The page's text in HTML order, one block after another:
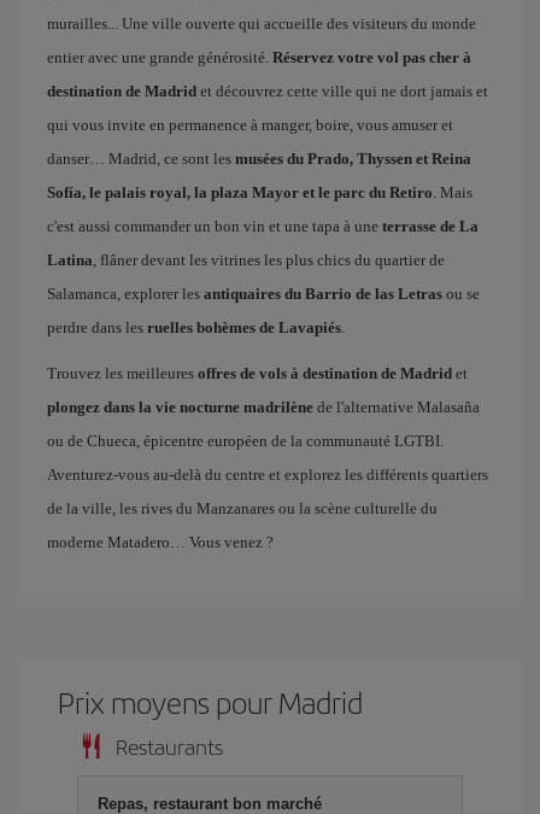
murailles... Une ville ouverte qui accueille des visiteurs du monde
entier avec une grande générosité. Réservez votre vol pas cher à
destination de Madrid et découvrez cette ville qui ne dort jamais et
qui vous invite en permanence à manger, boire, vous amuser et
danser… Madrid, ce sont les musées du Prado, Thyssen et Reina
Sofía, le palais royal, la plaza Mayor et le parc du Retiro. Mais
c'est aussi commander un bon vin et une tapa à une terrasse de La
Latina, flâner devant les vitrines les plus chics du quartier de
Salamanca, explorer les antiquaires du Barrio de las Letras ou se
perdre dans les ruelles bohèmes de Lavapiés.
Trouvez les meilleures offres de vols à destination de Madrid et
plongez dans la vie nocturne madrilène de l'alternative Malasaña
ou de Chueca, épicentre européen de la communauté LGTBI.
Aventurez-vous au-delà du centre et explorez les différents quartiers
de la ville, les rives du Manzanares ou la scène culturelle du
moderne Matadero… Vous venez ?
Prix ​​moyens pour Madrid
Restaurants
Repas, restaurant bon marché